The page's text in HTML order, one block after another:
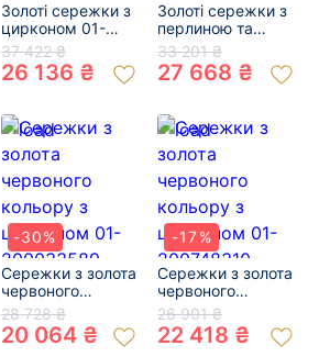
Золоті сережки з
цирконом 01-
200305260
37 422 ₴
26 136 ₴
Золоті сережки з
перлиною та
цирконом 01-
200585561
33 201 ₴
27 668 ₴
-30%
Сережки з золота
червоного
кольору з
цирконом 01-
200033589
28 728 ₴
20 064 ₴
-17%
Сережки з золота
червоного
кольору з
цирконом 01-
200748310
26 901 ₴
22 418 ₴